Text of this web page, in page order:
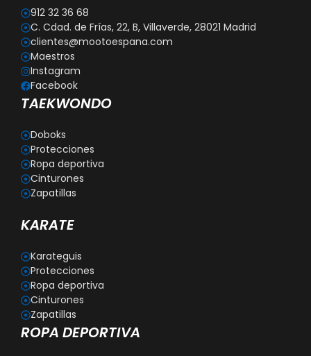
912 32 36 68
C. Cdad. de Frías, 22, B, Villaverde, 28021 Madrid
clientes@mootoespana.com
Maestros
Instagram
Facebook
TAEKWONDO
Doboks
Protecciones
Ropa deportiva
Cinturones
Zapatillas
KARATE
Karateguis
Protecciones
Ropa deportiva
Cinturones
Zapatillas
ROPA DEPORTIVA